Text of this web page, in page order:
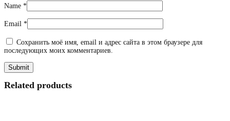
Name *
Email *
Сохранить моё имя, email и адрес сайта в этом браузере для
последующих моих комментариев.
Related products